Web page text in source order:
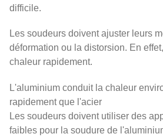
difficile.
Les soudeurs doivent ajuster leurs
déformation ou la distorsion. En
chaleur rapidement.
L'aluminium conduit la chaleur
rapidement que l'acier
Les soudeurs doivent utiliser des
faibles pour la soudure de